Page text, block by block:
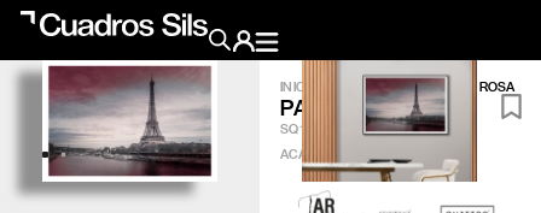
Obra Pictórica
Obra Gráfica
INICIO OBRA GRÁFICA/PARIS ROSA
PARIS ROSA
SQ118
ACABADO